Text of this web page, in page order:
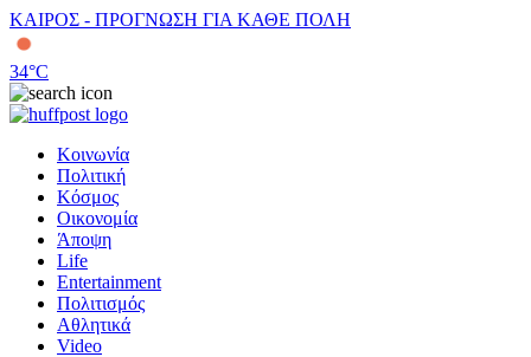
ΚΑΙΡΟΣ - ΠΡΟΓΝΩΣΗ ΓΙΑ ΚΑΘΕ ΠΟΛΗ
34°C
Κοινωνία
Πολιτική
Κόσμος
Οικονομία
Άποψη
Life
Entertainment
Πολιτισμός
Αθλητικά
Video